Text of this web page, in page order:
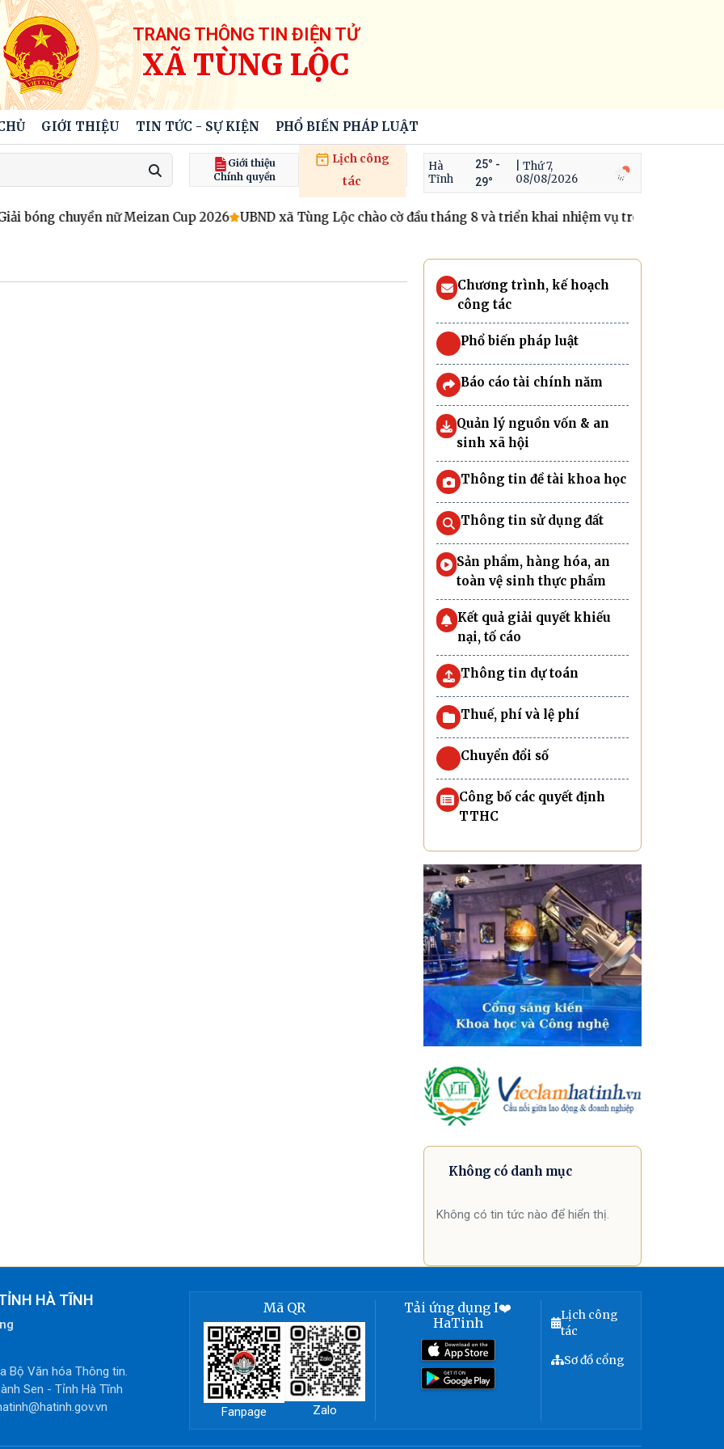
TRANG THÔNG TIN ĐIỆN TỬ
XÃ TÙNG LỘC
GIỚI THIỆU TIN TỨC - SỰ KIỆN PHỔ BIẾN PHÁP LUẬT
Giới thiệu
Chính quyền
Lịch công
tác
Hà
Tĩnh
25° -
29°
| Thứ 7,
08/08/2026
bóng chuyền nữ Meizan Cup 2026 UBND xã Tùng Lộc chào cờ đầu tháng 8 và triển khai nhiệm vụ trong thời gian tới
Chương trình, kế hoạch
công tác
Phổ biến pháp luật
Báo cáo tài chính năm
Quản lý nguồn vốn & an
sinh xã hội
Thông tin đề tài khoa học
Thông tin sử dụng đất
Sản phẩm, hàng hóa, an
toàn vệ sinh thực phẩm
Kết quả giải quyết khiếu
nại, tố cáo
Thông tin dự toán
Thuế, phí và lệ phí
Chuyển đổi số
Công bố các quyết định
TTHC
Không có danh mục
Không có tin tức nào để hiển thị.
HÀ TĨNH
Bộ Văn hóa Thông tin.
Sen - Tỉnh Hà Tĩnh
Mã QR
Fanpage Zalo
Tải ứng dụng I❤️
HaTinh
Lịch công
tác
Sơ đồ cổng